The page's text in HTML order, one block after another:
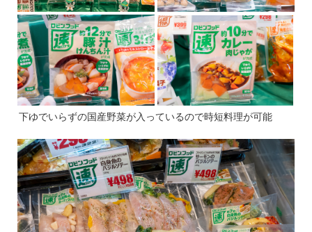
下ゆでいらずの国産野菜が入っているので時短料理が可能